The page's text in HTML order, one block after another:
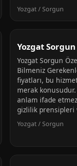
Yozgat / Sorgun
Yozgat
Yozgat Sorgun
Bilmeniz
fiyatları, bu
merak
anlam ifade
gizlilik prensipleri
Yozgat / Sorgun